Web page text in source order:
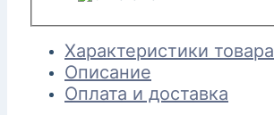
Характеристики товара
Описание
Оплата и доставка